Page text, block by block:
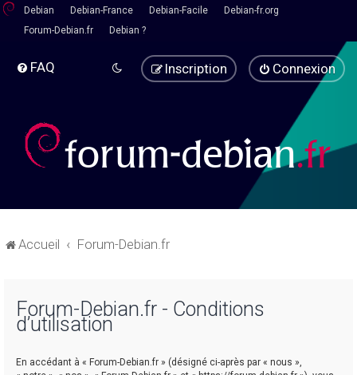
Debian Debian-France Debian-Facile
Debian-fr.org
Forum-Debian.fr
Debian ?
FAQ Connexion
Inscription
Accueil Forum-Debian.fr
Forum-Debian.fr - Conditions
d’utilisation
En accédant à « Forum-Debian.fr » (désigné ci-après par « nous »,